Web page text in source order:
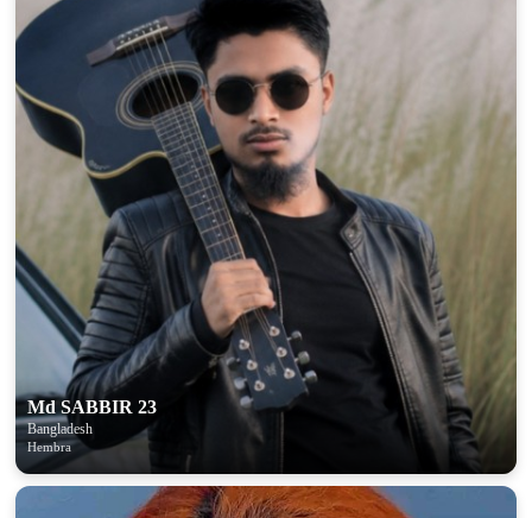
Md SABBIR 23
Bangladesh
Hembra